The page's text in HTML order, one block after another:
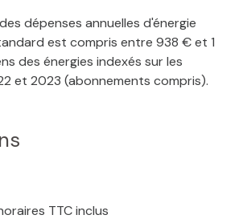
dépenses annuelles d'énergie
est compris entre 938 € et 1
des énergies indexés sur les
et 2023 (abonnements compris).
TTC inclus